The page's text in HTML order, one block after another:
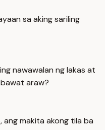
sa aking sariling
nawawalan ng lakas at
araw?
ang makita akong tila ba